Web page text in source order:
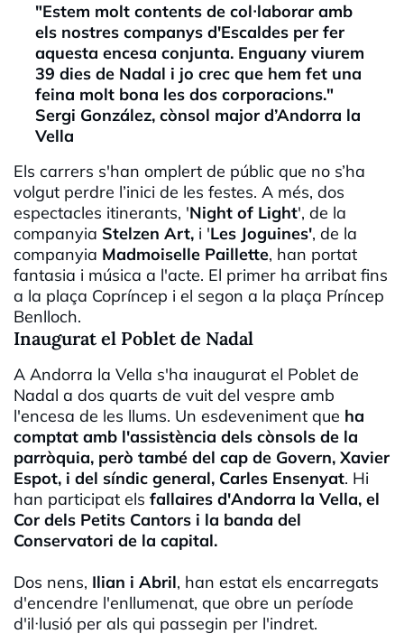
"Estem molt contents de col·laborar amb
els nostres companys d'Escaldes per fer
aquesta encesa conjunta. Enguany viurem
39 dies de Nadal i jo crec que hem fet una
feina molt bona les dos corporacions."
Sergi González, cònsol major d’Andorra la
Vella
Els carrers s'han omplert de públic que no s’ha
volgut perdre l’inici de les festes. A més, dos
espectacles itinerants, 'Night of Light', de la
companyia Stelzen Art, i 'Les Joguines', de la
companyia Madmoiselle Paillette, han portat
fantasia i música a l'acte. El primer ha arribat fins
a la plaça Copríncep i el segon a la plaça Príncep
Benlloch.
Inaugurat el Poblet de Nadal
A Andorra la Vella s'ha inaugurat el Poblet de
Nadal a dos quarts de vuit del vespre amb
l'encesa de les llums. Un esdeveniment que ha
comptat amb l'assistència dels cònsols de la
parròquia, però també del cap de Govern, Xavier
Espot, i del síndic general, Carles Ensenyat. Hi
han participat els fallaires d'Andorra la Vella, el
Cor dels Petits Cantors i la banda del
Conservatori de la capital.
Dos nens, Ilian i Abril, han estat els encarregats
d'encendre l'enllumenat, que obre un període
d'il·lusió per als qui passegin per l'indret.